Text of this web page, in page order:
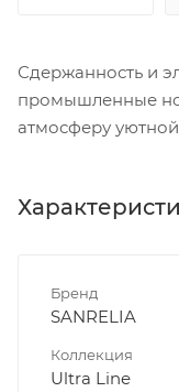
Сдержанность и
промышленные
атмосферу
Бренд
SANRELIA
Коллекция
Ultra Line